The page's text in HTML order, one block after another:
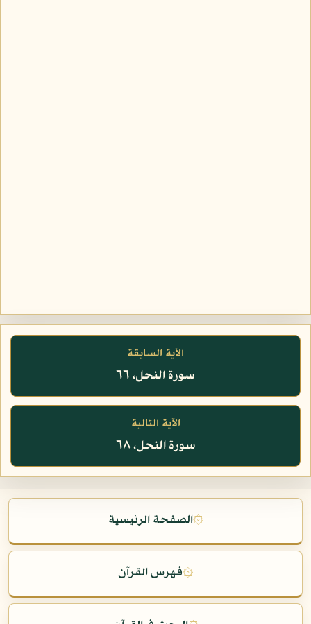
الآية السابقة
سورة النحل، ٦٦
الآية التالية
سورة النحل، ٦٨
۞الصفحة الرئيسية
۞فهرس القرآن